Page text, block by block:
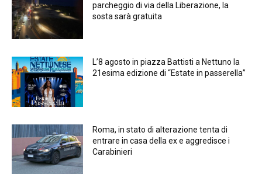
parcheggio di via della Liberazione, la
sosta sarà gratuita
L’8 agosto in piazza Battisti a Nettuno la
21esima edizione di “Estate in passerella”
Roma, in stato di alterazione tenta di
entrare in casa della ex e aggredisce i
Carabinieri